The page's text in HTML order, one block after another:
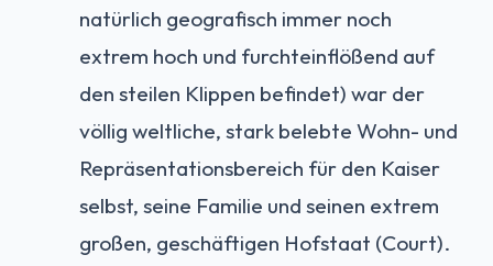
natürlich geografisch immer noch
extrem hoch und furchteinflößend auf
den steilen Klippen befindet) war der
völlig weltliche, stark belebte Wohn- und
Repräsentationsbereich für den Kaiser
selbst, seine Familie und seinen extrem
großen, geschäftigen Hofstaat (Court).